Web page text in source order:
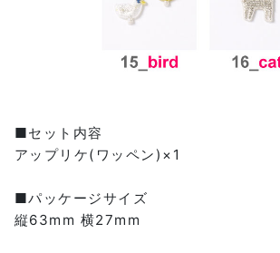
■セット内容
アップリケ(ワッペン)×1
■パッケージサイズ
縦63mm 横27mm